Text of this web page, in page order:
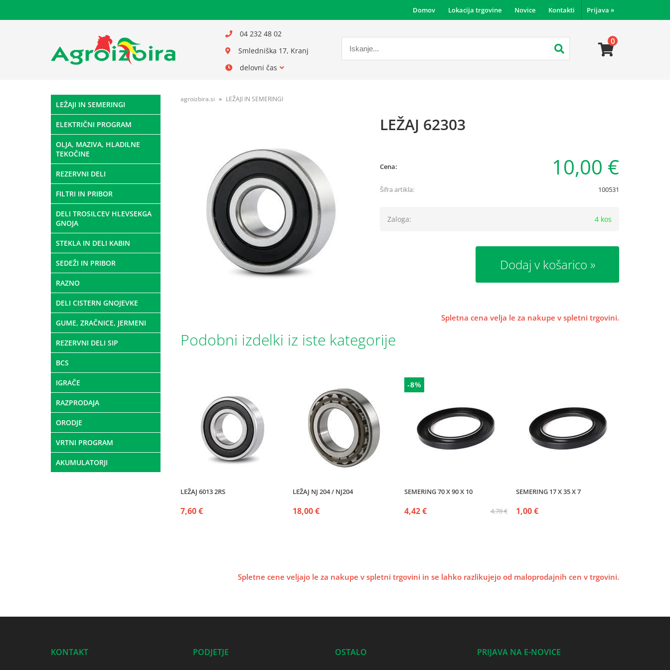
Prijava »
Domov Lokacija trgovine Novice Kontakti
04 232 48 02
Smledniška 17, Kranj
delovni čas
0
LEŽAJI IN SEMERINGI
ELEKTRIČNI PROGRAM
OLJA, MAZIVA, HLADILNE
TEKOČINE
REZERVNI DELI
FILTRI IN PRIBOR
DELI TROSILCEV HLEVSEKGA
GNOJA
STEKLA IN DELI KABIN
SEDEŽI IN PRIBOR
RAZNO
DELI CISTERN GNOJEVKE
GUME, ZRAČNICE, JERMENI
REZERVNI DELI SIP
BCS
IGRAČE
RAZPRODAJA
ORODJE
VRTNI PROGRAM
AKUMULATORJI
agroizbira.si LEŽAJI IN SEMERINGI
LEŽAJ 62303
Cena: 10,00 €
Šifra artikla: 100531
Zaloga: 4 kos
Dodaj v košarico
Spletna cena velja le za nakupe v spletni trgovini.
Podobni izdelki iz iste kategorije
LEŽAJ 6013 2RS
7,60 €
LEŽAJ NJ 204 / NJ204
18,00 €
-8%
SEMERING 70 X 90 X 10
4,78 €
4,42 €
SEMERING 17 X 35 X 7
1,00 €
Spletne cene veljajo le za nakupe v spletni trgovini in se lahko razlikujejo od maloprodajnih cen v trgovini.
KONTAKT PODJETJE OSTALO PRIJAVA NA E-NOVICE